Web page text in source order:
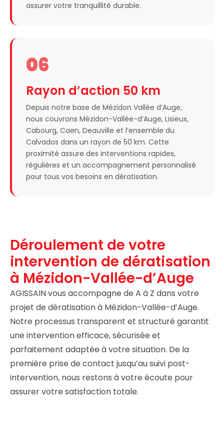
assurer votre tranquillité durable.
06
Rayon d’action 50 km
Depuis notre base de Mézidon Vallée d’Auge,
nous couvrons Mézidon-Vallée-d’Auge, Lisieux,
Cabourg, Caen, Deauville et l’ensemble du
Calvados dans un rayon de 50 km. Cette
proximité assure des interventions rapides,
régulières et un accompagnement personnalisé
pour tous vos besoins en dératisation.
Déroulement de votre
intervention de dératisation
à Mézidon-Vallée-d’Auge
AGISSAIN vous accompagne de A à Z dans votre
projet de dératisation à Mézidon-Vallée-d’Auge.
Notre processus transparent et structuré garantit
une intervention efficace, sécurisée et
parfaitement adaptée à votre situation. De la
première prise de contact jusqu’au suivi post-
intervention, nous restons à votre écoute pour
assurer votre satisfaction totale.